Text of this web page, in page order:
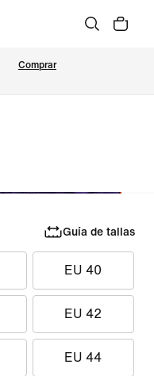
Comprar
Guía de tallas
EU 40
EU 42
EU 44